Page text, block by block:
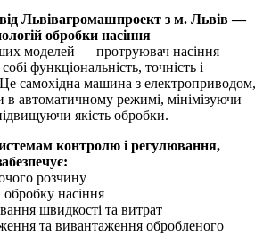
Львівагромашпроект з м. Львів —
обробки насіння
моделей — протруювач насіння
функціональність, точність і
самохідна машина з електроприводом,
в автоматичному режимі, мінімізуючи
якість обробки.
контролю і регулювання,
розчину
обробку насіння
швидкості та витрат
та вивантаження обробленого